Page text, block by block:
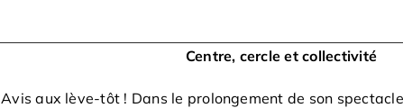
Centre, cercle et collectivité
Avis aux lève-tôt ! Dans le prolongement de son